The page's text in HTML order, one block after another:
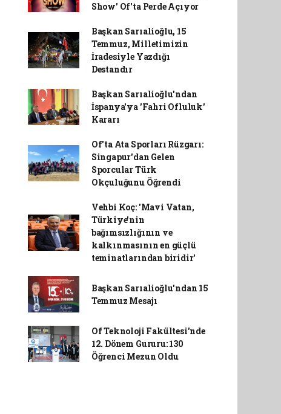
Show' Of'ta Perde Açıyor
Başkan Sarıalioğlu, 15
Temmuz, Milletimizin
İradesiyle Yazdığı
Destandır
Başkan Sarıalioğlu'ndan
İspanya'ya 'Fahri Ofluluk'
Kararı
Of'ta Ata Sporları Rüzgarı:
Singapur'dan Gelen
Sporcular Türk
Okçuluğunu Öğrendi
Vehbi Koç: 'Mavi Vatan,
Türkiye'nin
bağımsızlığının ve
kalkınmasının en güçlü
teminatlarından biridir'
Başkan Sarıalioğlu'ndan 15
Temmuz Mesajı
Of Teknoloji Fakültesi'nde
12. Dönem Gururu: 130
Öğrenci Mezun Oldu